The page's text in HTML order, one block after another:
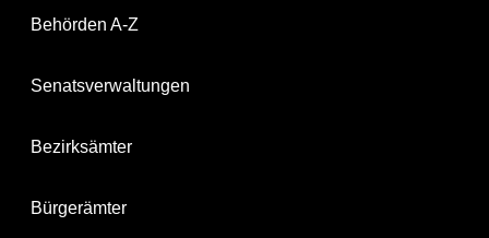
Behörden A-Z
Senatsverwaltungen
Bezirksämter
Bürgerämter